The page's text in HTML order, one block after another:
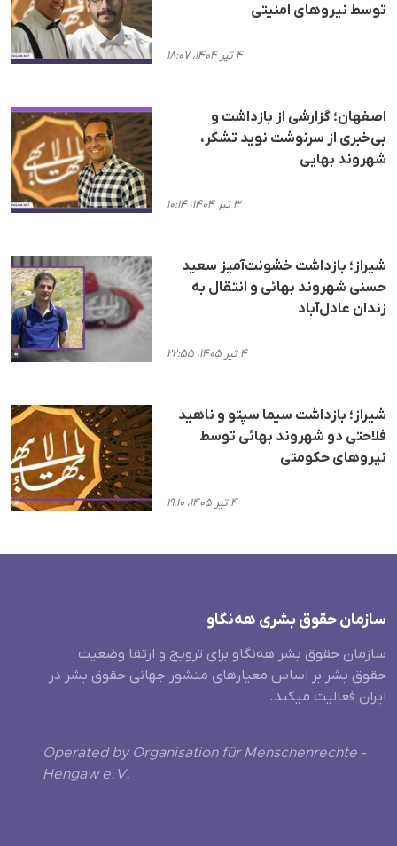
توسط نیروهای امنیتی
۴ تیر ۱۴۰۴، ۱۸:۰۷
اصفهان؛ گزارشی از بازداشت و
بی‌خبری از سرنوشت نوید تشکر،
شهروند بهایی
۳ تیر ۱۴۰۴، ۱۰:۱۴
شیراز؛ بازداشت خشونت‌آمیز سعید
حسنی شهروند بهائی و انتقال به
زندان عادل‌آباد
۴ تیر ۱۴۰۵، ۲۲:۵۵
شیراز؛ بازداشت سیما سپتو و ناهید
فلاحتی دو شهروند بهائی توسط
نیروهای حکومتی
۴ تیر ۱۴۰۵، ۱۹:۱۰
سازمان حقوق بشری هەنگاو
سازمان حقوق بشر هه‌نگاو برای ترویج و ارتقا وضعیت
حقوق بشر بر اساس معیارهای منشور جهانی حقوق بشر در
ایران فعالیت میکند.
Operated by Organisation für Menschenrechte -
Hengaw e.V.